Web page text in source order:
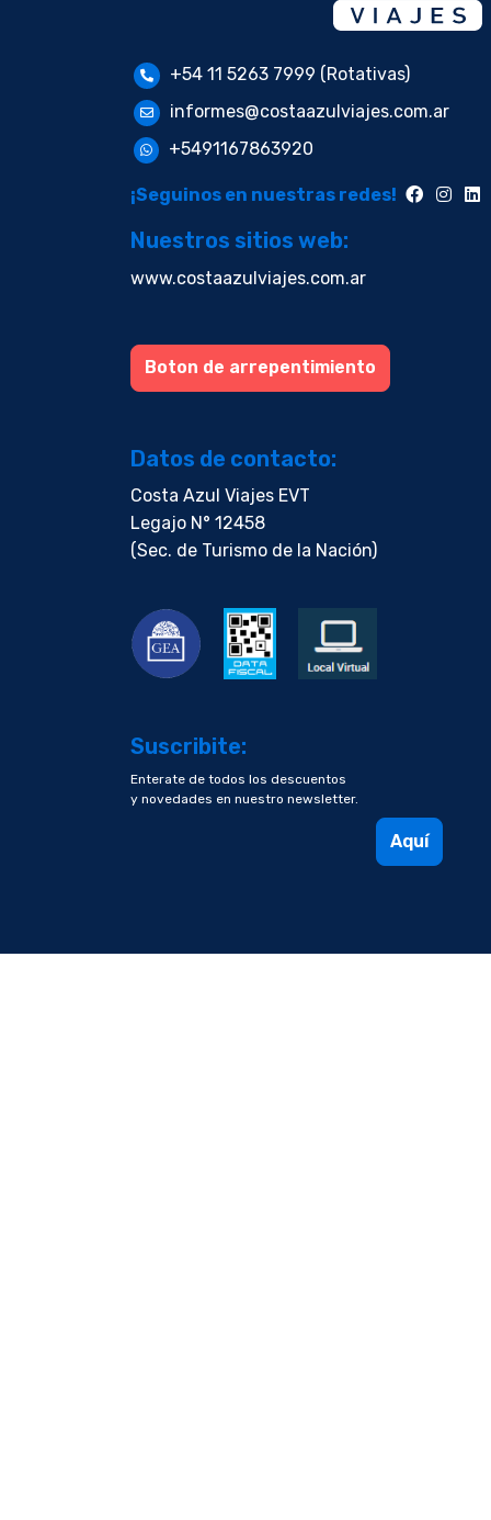
+54 11 5263 7999 (Rotativas)
informes@costaazulviajes.com.ar
+5491167863920
¡Seguinos en nuestras redes!
Nuestros sitios web:
www.costaazulviajes.com.ar
Boton de arrepentimiento
Datos de contacto:
Costa Azul Viajes EVT
Legajo N° 12458
(Sec. de Turismo de la Nación)
Suscribite:
Enterate de todos los descuentos
y novedades en nuestro newsletter.
Aquí